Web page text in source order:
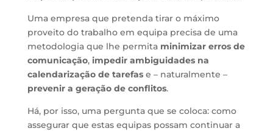
Uma empresa que pretenda tirar o máximo
proveito do trabalho em equipa precisa de uma
metodologia que lhe permita minimizar erros de
comunicação, impedir ambiguidades na
calendarização de tarefase – naturalmente –
prevenir a geração de conflitos.
Há, por isso, uma pergunta que se coloca: como
assegurar que estas equipas possam continuar a